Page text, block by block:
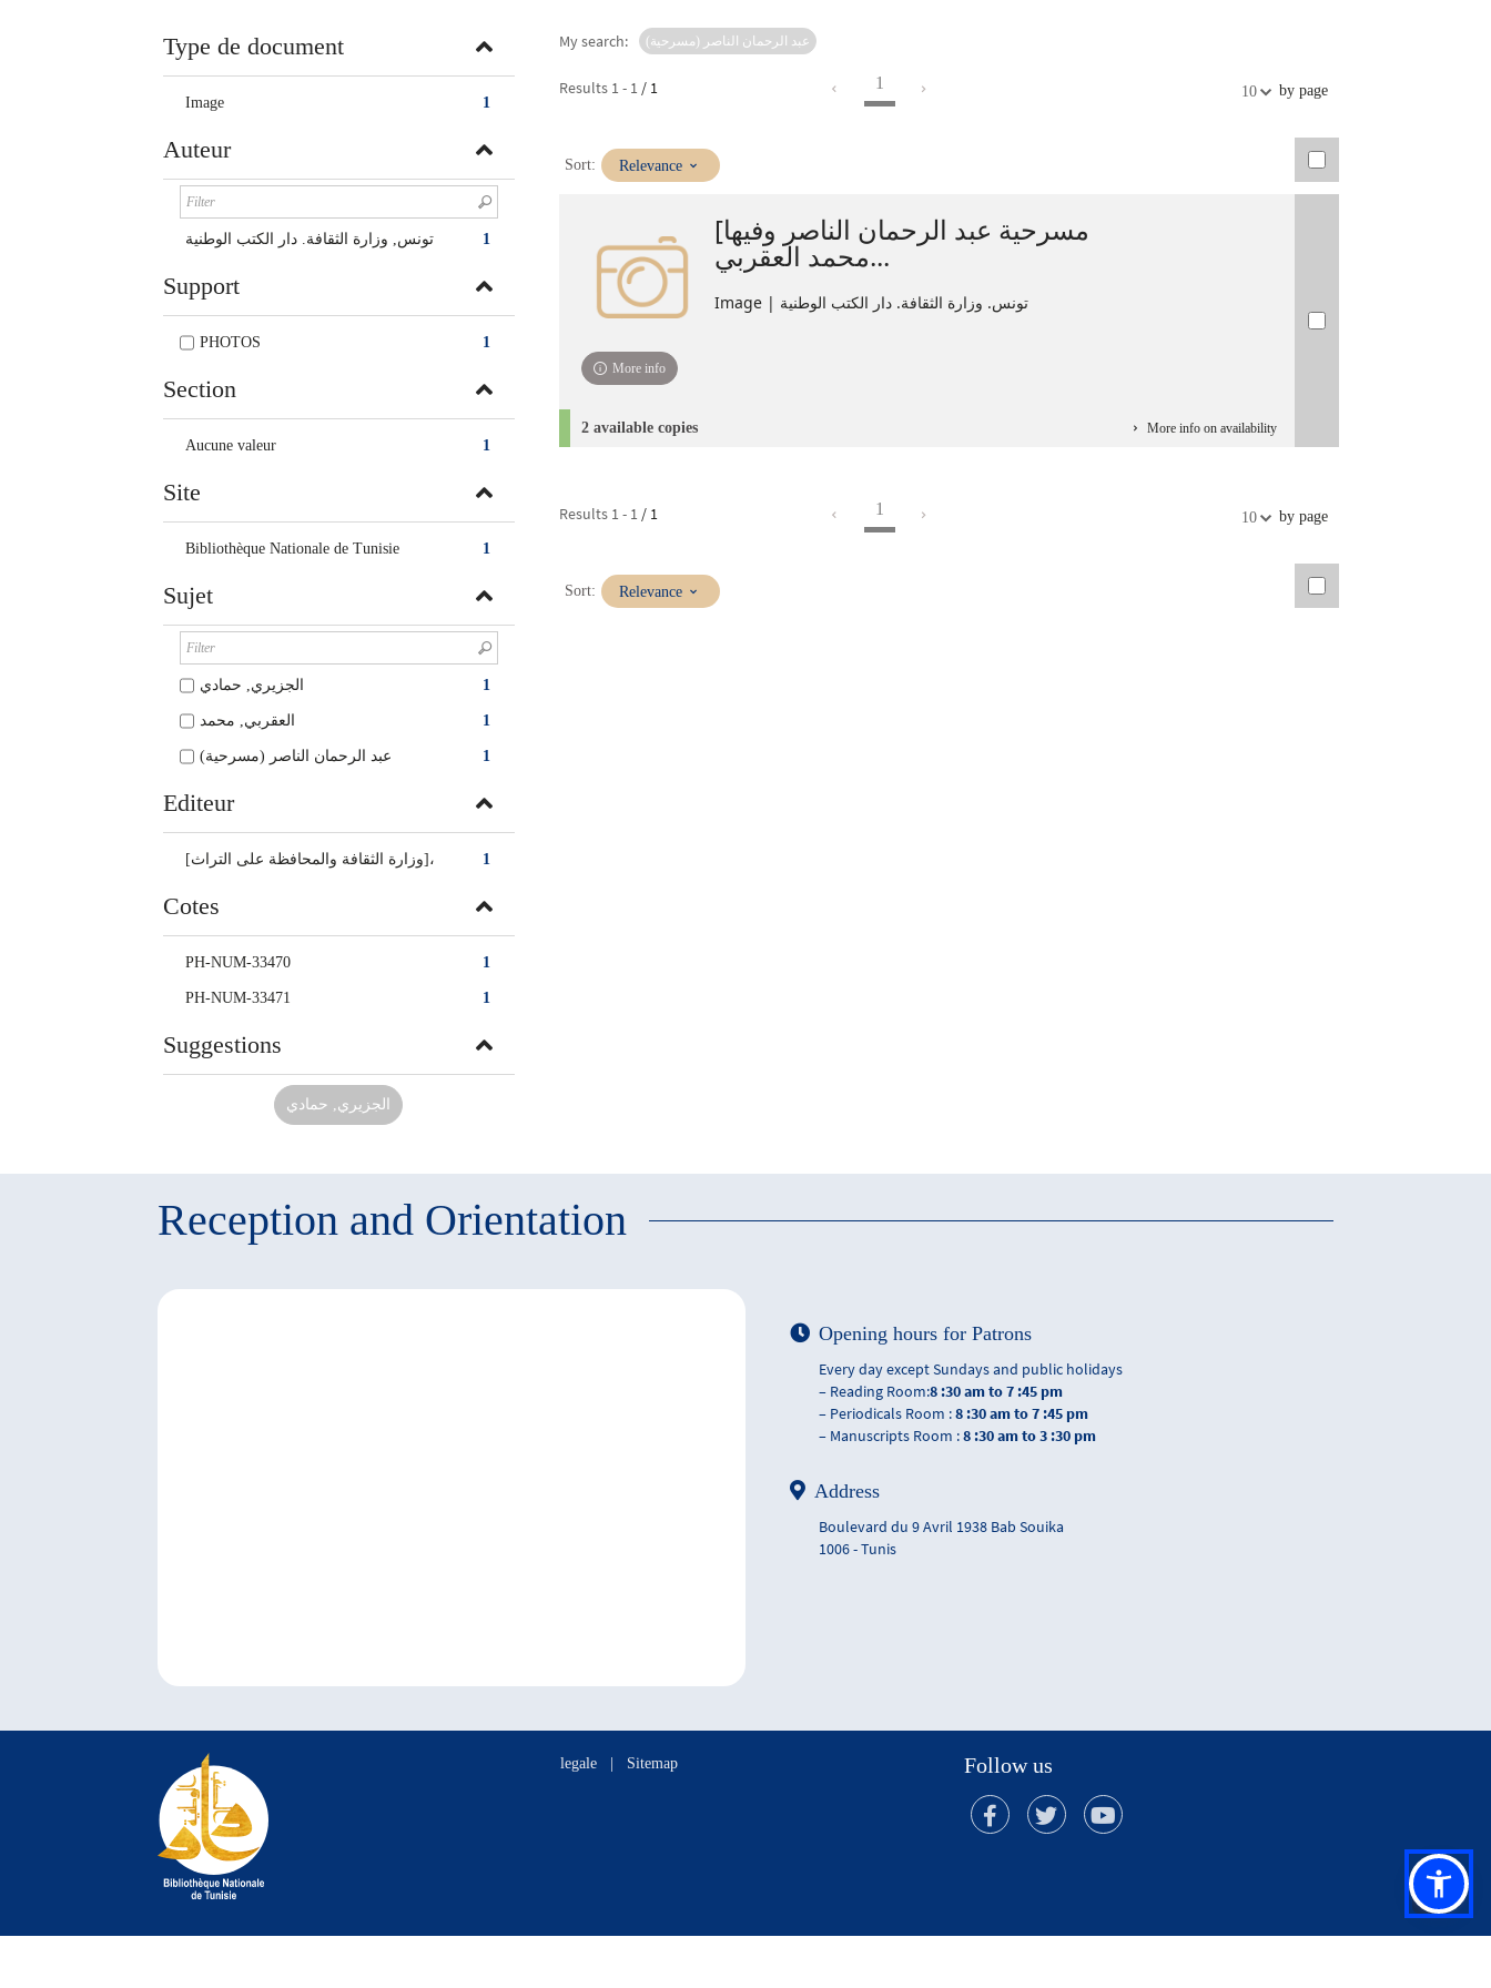
My search: عبد الرحمان الناصر (مسرحية)
Results 1 - 1 / 1 1 10 by page
Sort:(Immediate
update)
Relevance
[مسرحية عبد الرحمان الناصر وفيها
محمد العقربي...
Image | تونس. وزارة الثقافة. دار الكتب الوطنية
More info
2 available copies More info on availability
Results 1 - 1 / 1 1 10 by page
Sort:(Immediate
update)
Relevance
Type de document
1
Image
Auteur
1 تونس, وزارة الثقافة. دار الكتب الوطنية
Support
1
PHOTOS
Section
1
Aucune valeur
Site
1
Bibliothèque Nationale de Tunisie
Sujet
1 الجزيري, حمادي
1 العقربي, محمد
1 عبد الرحمان الناصر (مسرحية)
Editeur
1 [وزارة الثقافة والمحافظة على التراث]،
Cotes
1
PH-NUM-33470
1
PH-NUM-33471
Suggestions
الجزيري, حمادي
Reception and Orientation
Opening hours for Patrons
Every day except Sundays and public holidays
– Reading Room:8 :30 am to 7 :45 pm
– Periodicals Room :8 :30 am to 7 :45 pm
– Manuscripts Room :8 :30 am to 3 :30 pm
Address
Boulevard du 9 Avril 1938 Bab Souika
1006 - Tunis
legale Sitemap Follow us